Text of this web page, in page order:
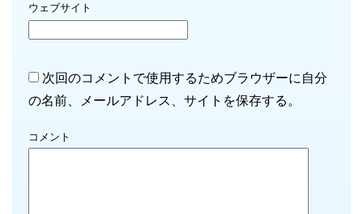
ウェブサイト
次回のコメントで使用するためブラウザーに自分
の名前、メールアドレス、サイトを保存する。
コメント